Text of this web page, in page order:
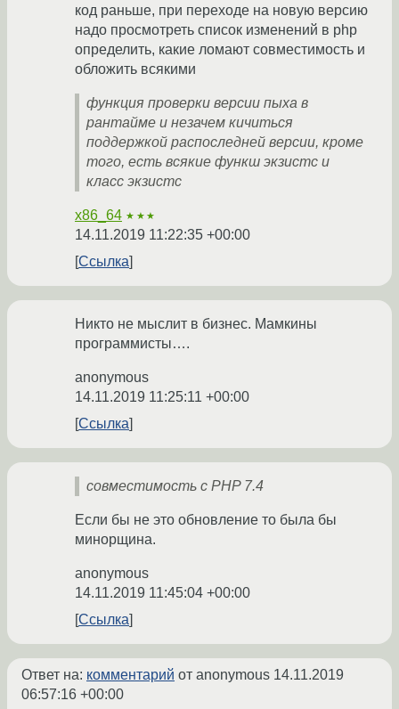
код раньше, при переходе на новую версию
надо просмотреть список изменений в php
определить, какие ломают совместимость и
обложить всякими
функция проверки версии пыха в
рантайме и незачем кичиться
поддержкой распоследней версии, кроме
того, есть всякие функш экзистс и
класс экзистс
x86_64 ★★★
14.11.2019 11:22:35 +00:00
Ссылка
Никто не мыслит в бизнес. Мамкины
программисты….
anonymous
14.11.2019 11:25:11 +00:00
Ссылка
совместимость с PHP 7.4
Если бы не это обновление то была бы
минорщина.
anonymous
14.11.2019 11:45:04 +00:00
Ссылка
Ответ на: комментарий от anonymous 14.11.2019
06:57:16 +00:00